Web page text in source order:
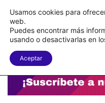
Menu
Usamos cookies para
web.
Puedes encontrar más
usando o desactivarlas en
Aceptar